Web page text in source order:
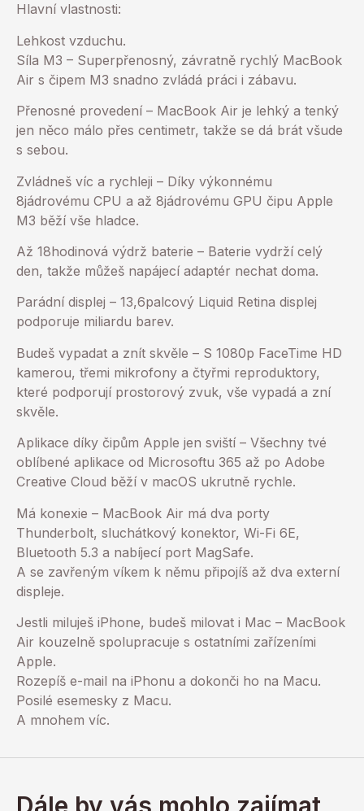
Hlavní vlastnosti:
Lehkost vzduchu.
Síla M3 – Superpřenosný, závratně rychlý MacBook
Air s čipem M3 snadno zvládá práci i zábavu.
Přenosné provedení – MacBook Air je lehký a tenký
jen něco málo přes centimetr, takže se dá brát všude
s sebou.
Zvládneš víc a rychleji – Díky výkonnému
8jádrovému CPU a až 8jádrovému GPU čipu Apple
M3 běží vše hladce.
Až 18hodinová výdrž baterie – Baterie vydrží celý
den, takže můžeš napájecí adaptér nechat doma.
Parádní displej – 13,6palcový Liquid Retina displej
podporuje miliardu barev.
Budeš vypadat a znít skvěle – S 1080p FaceTime HD
kamerou, třemi mikrofony a čtyřmi reproduktory,
které podporují prostorový zvuk, vše vypadá a zní
skvěle.
Aplikace díky čipům Apple jen sviští – Všechny tvé
oblíbené aplikace od Microsoftu 365 až po Adobe
Creative Cloud běží v macOS ukrutně rychle.
Má konexie – MacBook Air má dva porty
Thunderbolt, sluchátkový konektor, Wi-Fi 6E,
Bluetooth 5.3 a nabíjecí port MagSafe.
A se zavřeným víkem k němu připojíš až dva externí
displeje.
Jestli miluješ iPhone, budeš milovat i Mac – MacBook
Air kouzelně spolupracuje s ostatními zařízeními
Apple.
Rozepíš e-mail na iPhonu a dokonči ho na Macu.
Posilé esemesky z Macu.
A mnohem víc.